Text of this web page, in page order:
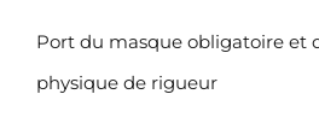
Port du masque obligatoire et
physique de rigueur